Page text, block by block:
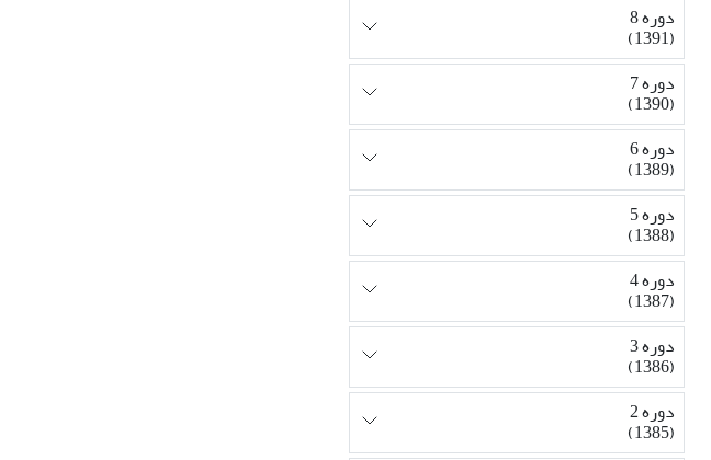
دوره 8
(1391)
دوره 7
(1390)
دوره 6
(1389)
دوره 5
(1388)
دوره 4
(1387)
دوره 3
(1386)
دوره 2
(1385)